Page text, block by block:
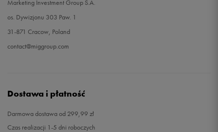
Marketing Investment Group S.A.
os. Dywizjonu 303 Paw. 1
31-871 Cracow, Poland
contact@miggroup.com
Dostawa i płatność
Darmowa dostawa od 299,99 zł
Czas realizacji 1-5 dni roboczych